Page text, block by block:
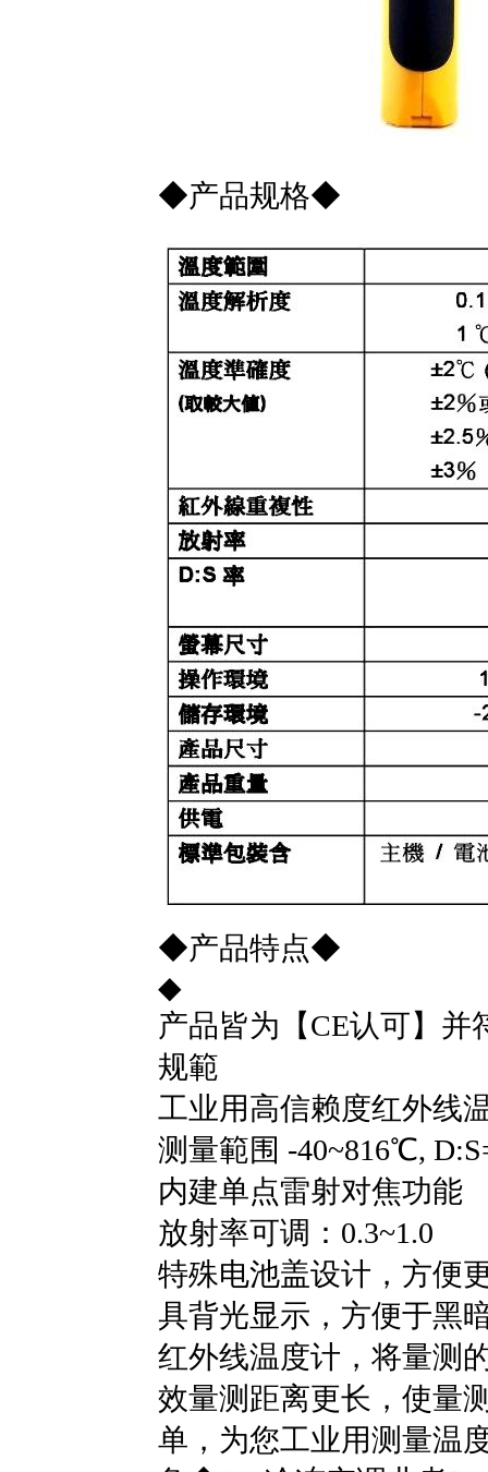
◆产品规格◆
◆产品特点◆
◆
产品皆为【CE认可】并
规範
工业用高信赖度红外线
测量範围 -40~816℃,
内建单点雷射对焦功能
放射率可调：0.3~1.0
特殊电池盖设计，方便
具背光显示，方便于黑
红外线温度计，将量测
效量测距离更长，使量
单，为您工业用测量温